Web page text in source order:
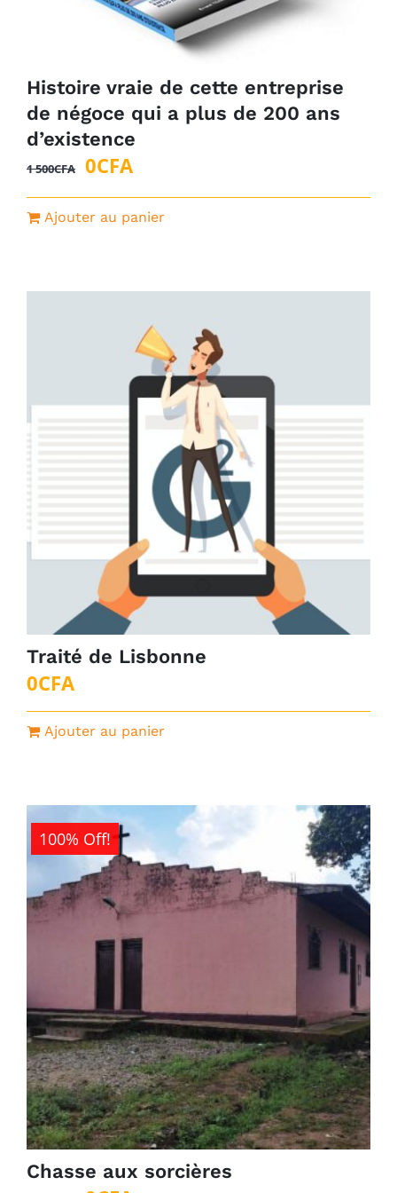
Histoire vraie de cette entreprise
de négoce qui a plus de 200 ans
d’existence
1 500CFA
Le
prix
initial
500CFA.
0CFALe
prix
actuel
Ajouter au panier
Traité de Lisbonne
0CFA
Ajouter au panier
100% Off!
Chasse aux sorcières